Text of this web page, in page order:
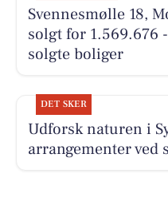
Svennesmølle 18,
solgt for 1.569.676
solgte boliger
DET SKER
Udforsk naturen i
arrangementer ved